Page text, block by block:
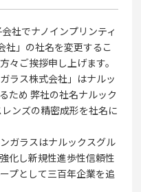
社でナノインプリンティ
社」の社名を変更するこ
々ご挨拶申し上げます。
ラス株式会社」はナルッ
ため 弊社の社名ナルック
ンズの精密成形を社名に
ガラスはナルックスグル
化し新規性進歩性信頼性
プとして三百年企業を追